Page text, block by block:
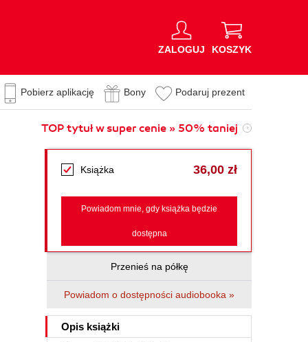
ZALOGUJ KOSZYK
Pobierz aplikację Bony Podaruj prezent
TOP tytuł w super cenie » 50% taniej
Książka 36,00 zł
Powiadom mnie, gdy książka będzie
dostępna
Przenieś na półkę
Powiadom o dostępności audiobooka »
Opis książki